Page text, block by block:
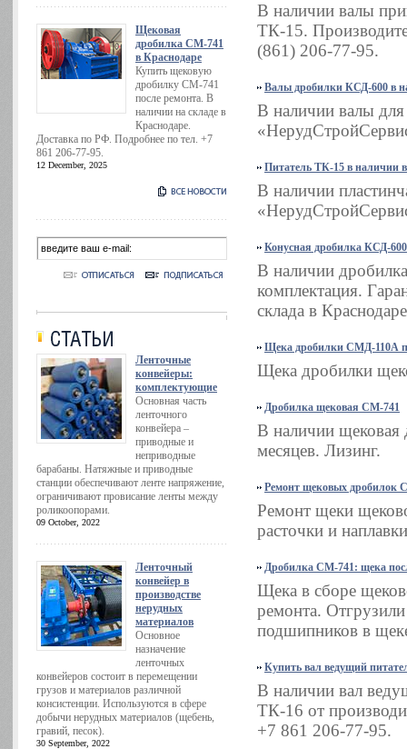
Щековая
дробилка СМ-741
в Краснодаре
Купить щековую
дробилку СМ-741
после ремонта. В
наличии на складе в
Краснодаре.
Доставка по РФ. Подробнее по тел. +7
861 206-77-95.
12 December, 2025
Ленточные
конвейеры:
комплектующие
Основная часть
ленточного
конвейера –
приводные и
неприводные
барабаны. Натяжные и приводные
станции обеспечивают ленте напряжение,
ограничивают провисание ленты между
роликоопорами.
09 October, 2022
Ленточный
конвейер в
производстве
нерудных
материалов
Основное
назначение
ленточных
конвейеров состоит в перемещении
грузов и материалов различной
консистенции. Используются в сфере
добычи нерудных материалов (щебень,
гравий, песок).
30 September, 2022
В наличии валы
ТК-15.
(861) 206-77-95.
Валы дробилки КСД-600 в
В наличии валы
Питатель ТК-15 в наличии
В наличии
Конусная дробилка КСД-
В наличии
комплектация.
склада в
Щека дробилки СМД-110А
Щека дробилки
Дробилка щековая СМ-741
В наличии щековая
месяцев. Лизинг.
Ремонт щековых дробилок
Ремонт щеки
расточки и
Дробилка СМ-741: щека
Щека в сборе
ремонта.
подшипников в
Купить вал ведущий
В наличии вал
ТК-16 от
+7 861 206-77-95.